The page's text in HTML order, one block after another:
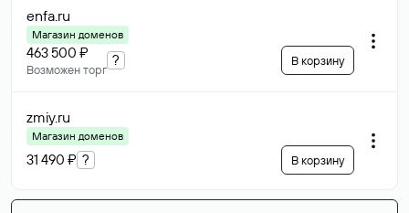
enfa.ru
Магазин доменов
463 500 ₽
Возможен торг
? В корзину
zmiy.ru
Магазин доменов
31 490 ₽ ? В корзину